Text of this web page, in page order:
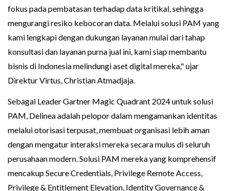
fokus pada pembatasan terhadap data kritikal, sehingga
mengurangi resiko kebocoran data. Melalui solusi PAM yang
kami lengkapi dengan dukungan layanan mulai dari tahap
konsultasi dan layanan purna jual ini, kami siap membantu
bisnis di Indonesia melindungi aset digital mereka," ujar
Direktur Virtus, Christian Atmadjaja.
Sebagai Leader Gartner Magic Quadrant 2024 untuk solusi
PAM, Delinea adalah pelopor dalam mengamankan identitas
melalui otorisasi terpusat, membuat organisasi lebih aman
dengan mengatur interaksi mereka secara mulus di seluruh
perusahaan modern. Solusi PAM mereka yang komprehensif
mencakup Secure Credentials, Privilege Remote Access,
Privilege & Entitlement Elevation, Identity Governance &